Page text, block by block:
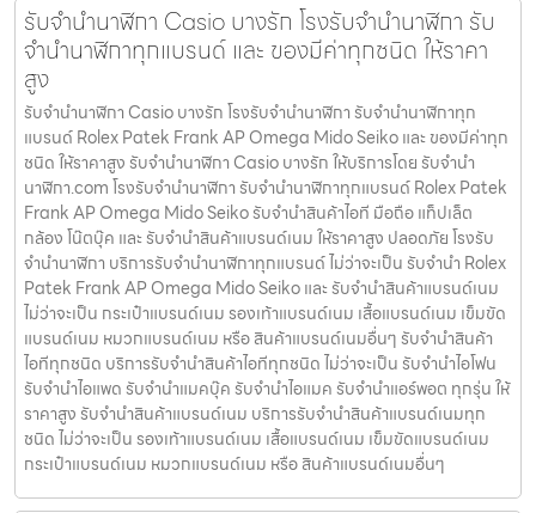
รับจํานํานาฬิกา Casio บางรัก โรงรับจำนำนาฬิกา รับ
จำนำนาฬิกาทุกแบรนด์ และ ของมีค่าทุกชนิด ให้ราคา
สูง
รับจํานํานาฬิกา Casio บางรัก โรงรับจำนำนาฬิกา รับจำนำนาฬิกาทุก
แบรนด์ Rolex Patek Frank AP Omega Mido Seiko และ ของมีค่าทุก
ชนิด ให้ราคาสูง รับจํานํานาฬิกา Casio บางรัก ให้บริการโดย รับจํานํา
นาฬิกา.com โรงรับจำนำนาฬิกา รับจำนำนาฬิกาทุกแบรนด์ Rolex Patek
Frank AP Omega Mido Seiko รับจำนำสินค้าไอที มือถือ แท็ปเล็ต
กล้อง โน๊ตบุ๊ค และ รับจำนำสินค้าแบรนด์เนม ให้ราคาสูง ปลอดภัย โรงรับ
จำนำนาฬิกา บริการรับจำนำนาฬิกาทุกแบรนด์ ไม่ว่าจะเป็น รับจำนำ Rolex
Patek Frank AP Omega Mido Seiko และ รับจำนำสินค้าแบรนด์เนม
ไม่ว่าจะเป็น กระเป๋าแบรนด์เนม รองเท้าแบรนด์เนม เสื้อแบรนด์เนม เข็มขัด
แบรนด์เนม หมวกแบรนด์เนม หรือ สินค้าแบรนด์เนมอื่นๆ รับจำนำสินค้า
ไอทีทุกชนิด บริการรับจำนำสินค้าไอทีทุกชนิด ไม่ว่าจะเป็น รับจำนำไอโฟน
รับจำนำไอแพด รับจำนำแมคบุ๊ค รับจำนำไอแมค รับจำนำแอร์พอต ทุกรุ่น ให้
ราคาสูง รับจำนำสินค้าแบรนด์เนม บริการรับจำนำสินค้าแบรนด์เนมทุก
ชนิด ไม่ว่าจะเป็น รองเท้าแบรนด์เนม เสื้อแบรนด์เนม เข็มขัดแบรนด์เนม
กระเป๋าแบรนด์เนม หมวกแบรนด์เนม หรือ สินค้าแบรนด์เนมอื่นๆ